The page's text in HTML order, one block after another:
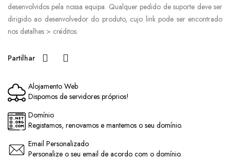
desenvolvidos pela nossa equipa. Qualquer pedido de suporte deve ser
dirigido ao desenvolvedor do produto, cujo link pode ser encontrado
nos detalhes > créditos.
Partilhar
Alojamento Web
Dispomos de servidores próprios!
Domínio
Registamos, renovamos e mantemos o seu domínio.
Email Personalizado
Personalize o seu email de acordo com o domínio.